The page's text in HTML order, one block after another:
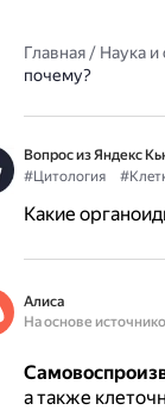
Главная/ Наука и
почему?
Вопрос из Яндекс
#Цитология
Какие
Алиса
На основе
а также